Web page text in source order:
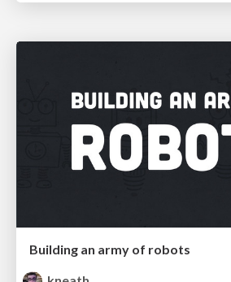
Building an army of robots